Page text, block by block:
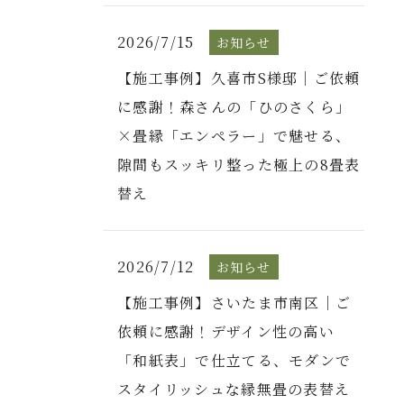
2026/7/15 お知らせ
【施工事例】久喜市S様邸｜ご依頼
に感謝！森さんの「ひのさくら」
×畳縁「エンペラー」で魅せる、
隙間もスッキリ整った極上の8畳表
替え
2026/7/12 お知らせ
【施工事例】さいたま市南区｜ご
依頼に感謝！デザイン性の高い
「和紙表」で仕立てる、モダンで
スタイリッシュな縁無畳の表替え